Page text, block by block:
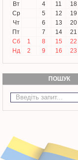
Вт
4 11 18
Ср
5 12 19
Чт
6 13 20
Пт
7 14 21
Сб
1 8 15 22
Нд
2 9 16 23
ПОШУК